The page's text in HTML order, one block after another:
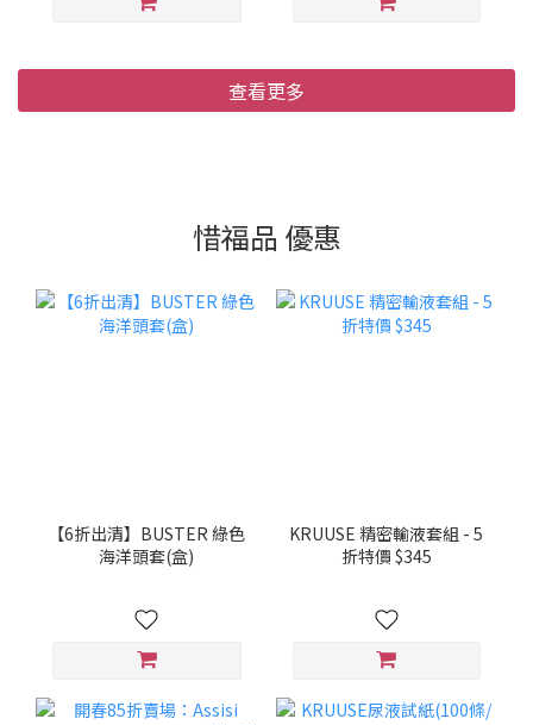
查看更多
惜福品 優惠
【6折出清】BUSTER 綠色
海洋頭套(盒)
KRUUSE 精密輸液套組 - 5
折特價 $345